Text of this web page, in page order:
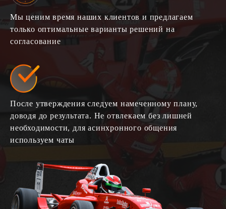
Мы ценим время наших клиентов и предлагаем
только оптимальные варианты решений на
согласование
После утверждения следуем намеченному плану,
доводя до результата. Не отвлекаем без лишней
необходимости, для асинхронного общения
используем чаты